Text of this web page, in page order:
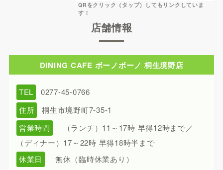
QRをクリック（タップ）してもリンクしていま
す！
店舗情報
DINING CAFE ボーノボーノ 桐生境野店
TEL
0277-45-0766
住所
桐生市境野町7-35-1
営業時間
（ランチ）11～17時 早得12時まで／
（ディナー）17～22時 早得18時半まで
休業日
無休（臨時休業あり）